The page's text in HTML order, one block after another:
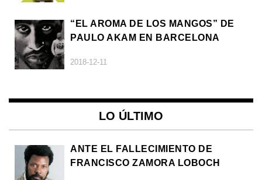
“EL AROMA DE LOS MANGOS” DE
PAULO AKAM EN BARCELONA
2018-12-11
LO ÚLTIMO
ANTE EL FALLECIMIENTO DE
FRANCISCO ZAMORA LOBOCH